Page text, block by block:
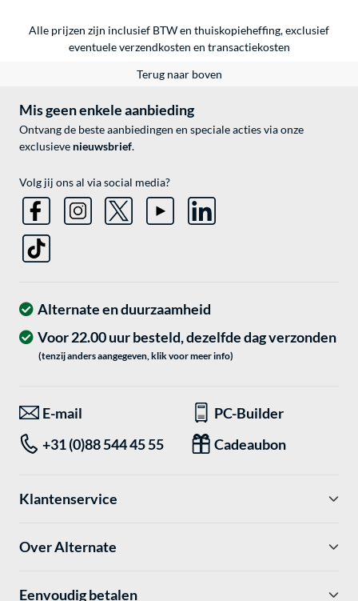
Alle prijzen zijn inclusief BTW en thuiskopieheffing, exclusief
eventueleverzendkosten en transactiekosten
Terug naar boven
Mis geen enkele aanbieding
Ontvang de beste aanbiedingen en speciale acties via onze
exclusieve nieuwsbrief.
Volg jij ons al via social media?
Alternate en duurzaamheid
Voor 22.00 uur besteld, dezelfde dag verzonden
(tenzij anders aangegeven, klik voor meer info)
E-mail
PC-Builder
+31 (0)88 544 45 55
Cadeaubon
Klantenservice
Over Alternate
Eenvoudig betalen